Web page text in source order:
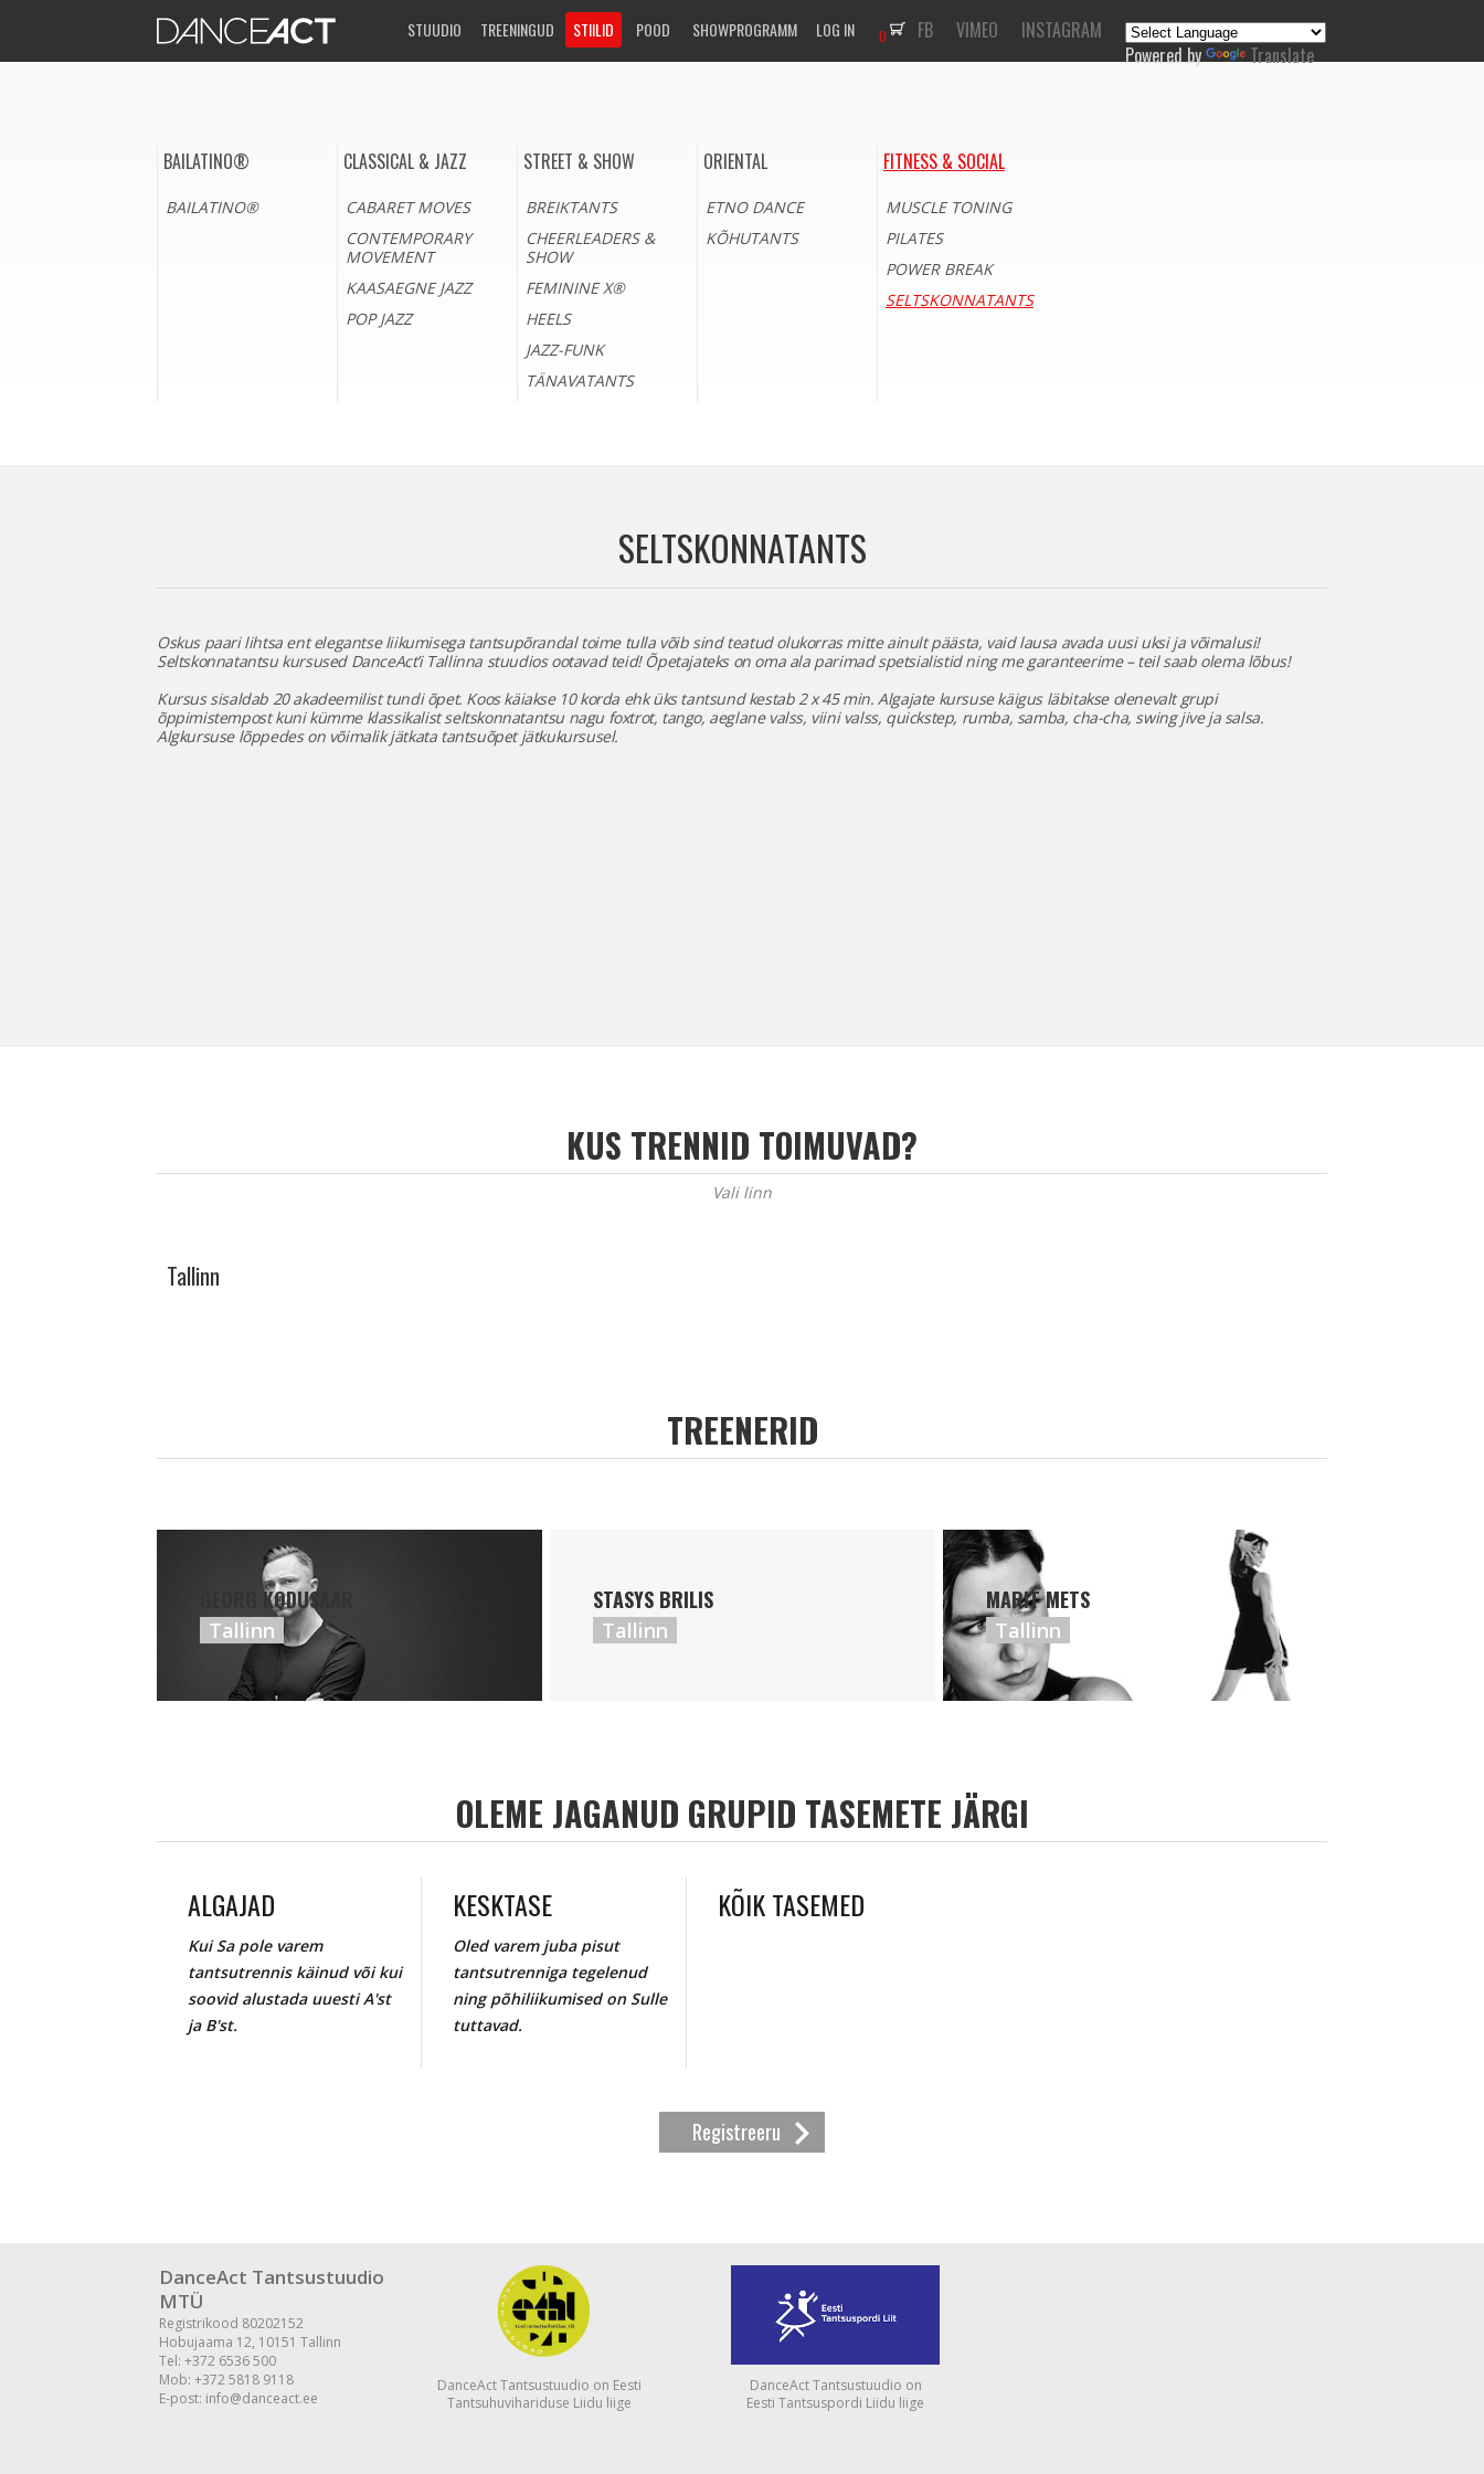
STUUDIO TREENINGUD STIILID POOD SHOWPROGRAMM LOG IN FB VIMEO
INSTAGRAM
Powered by
Translate
0
BAILATINO®
BAILATINO®
CLASSICAL & JAZZ
CABARET MOVES
CONTEMPORARY
MOVEMENT
KAASAEGNE JAZZ
POP JAZZ
STREET & SHOW
BREIKTANTS
CHEERLEADERS &
SHOW
FEMININE X®
HEELS
JAZZ-FUNK
TÄNAVATANTS
ORIENTAL
ETNO DANCE
KÕHUTANTS
FITNESS & SOCIAL
MUSCLE TONING
PILATES
POWER BREAK
SELTSKONNATANTS
SELTSKONNATANTS
Oskus paari lihtsa ent elegantse liikumisega tantsupõrandal toime tulla võib sind teatud olukorras mitte ainult päästa, vaid lausa avada uusi uksi ja võimalusi!
Seltskonnatantsu kursused DanceAct’i Tallinna stuudios ootavad teid! Õpetajateks on oma ala parimad spetsialistid ning me garanteerime – teil saab olema lõbus!
Kursus sisaldab 20 akadeemilist tundi õpet. Koos käiakse 10 korda ehk üks tantsund kestab 2 x 45 min. Algajate kursuse käigus läbitakse olenevalt grupi
õppimistempost kuni kümme klassikalist seltskonnatantsu nagu foxtrot, tango, aeglane valss, viini valss, quickstep, rumba, samba, cha-cha, swing jive ja salsa.
Algkursuse lõppedes on võimalik jätkata tantsuõpet jätkukursusel.
KUS TRENNID TOIMUVAD?
Vali linn
Tallinn
TREENERID
GEORG KODUSAAR
Tallinn
STASYS BRILIS
Tallinn
MARIT METS
Tallinn
OLEME JAGANUD GRUPID TASEMETE JÄRGI
ALGAJAD
Kui Sa pole varem
tantsutrennis käinud või kui
soovid alustada uuesti A'st
ja B'st.
KESKTASE
Oled varem juba pisut
tantsutrenniga tegelenud
ning põhiliikumised on Sulle
tuttavad.
KÕIK TASEMED
Registreeru
DanceAct Tantsustuudio
MTÜ
Registrikood 80202152
Hobujaama 12, 10151 Tallinn
Tel: +372 6536 500
Mob: +372 5818 9118
E-post: info@danceact.ee
DanceAct Tantsustuudio on Eesti
Tantsuhuvihariduse Liidu liige
DanceAct Tantsustuudio on
Eesti Tantsuspordi Liidu liige